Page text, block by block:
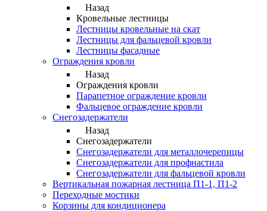
Назад
Кровельные лестницы
Лестницы кровельные на скат
Лестницы для фальцевой кровли
Лестницы фасадные
Ограждения кровли
Назад
Ограждения кровли
Парапетное ограждение кровли
Фальцевое ограждение кровли
Снегозадержатели
Назад
Снегозадержатели
Снегозадержатели для металлочерепицы
Снегозадержатели для профнастила
Снегозадержатели для фальцевой кровли
Вертикальная пожарная лестница П1-1, П1-2
Переходные мостики
Корзины для кондиционера